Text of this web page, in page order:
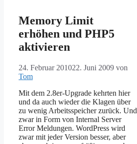
Memory Limit
erhöhen und PHP5
aktivieren
24. Februar 201022. Juni 2009 von
Tom
Mit dem 2.8er-Upgrade kehrten hier
und da auch wieder die Klagen über
zu wenig Arbeitsspeicher zurück. Und
zwar in Form von Internal Server
Error Meldungen. WordPress wird
zwar mit jeder Version besser, aber